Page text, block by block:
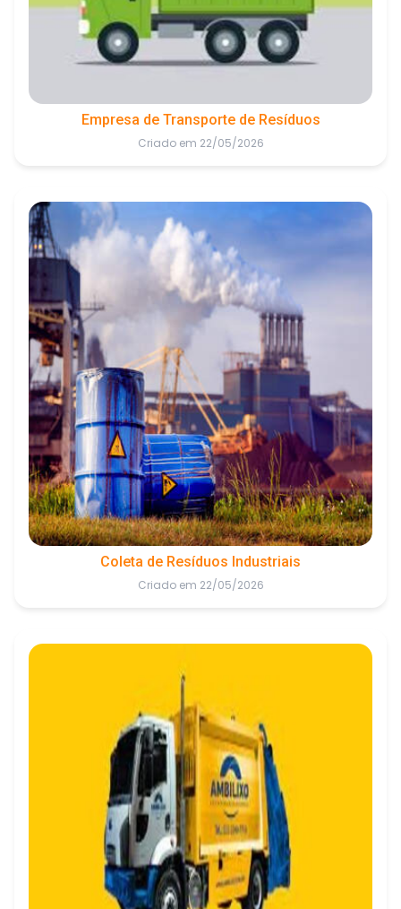
Empresa de Transporte de Resíduos
Criado em 22/05/2026
Coleta de Resíduos Industriais
Criado em 22/05/2026